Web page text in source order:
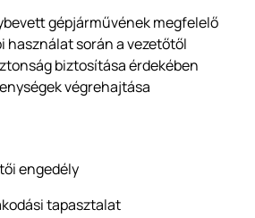
gépjárművének megfelelő
használat során a vezetőtől
biztosítása érdekében
végrehajtása
engedély
tapasztalat